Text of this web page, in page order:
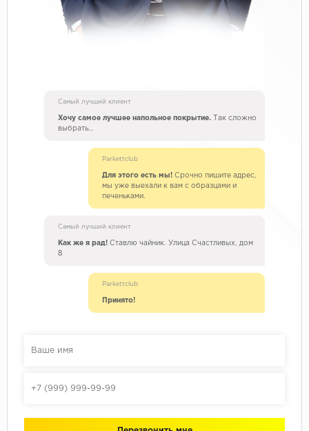
Самый лучший клиент
Хочу самое лучшее напольное покрытие. Так сложно
выбрать…
Parkettclub
Для этого есть мы! Срочно пишите адрес,
мы уже выехали к вам с образцами и
печеньками.
Самый лучший клиент
Как же я рад! Ставлю чайник. Улица Счастливых, дом
8
Parkettclub
Принято!